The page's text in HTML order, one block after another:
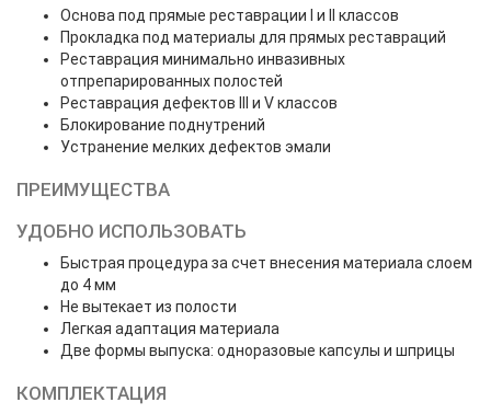
Основа под прямые реставрации I и II классов
Прокладка под материалы для прямых реставраций
Реставрация минимально инвазивных
отпрепарированных полостей
Реставрация дефектов III и V классов
Блокирование поднутрений
Устранение мелких дефектов эмали
ПРЕИМУЩЕСТВА
УДОБНО ИСПОЛЬЗОВАТЬ
Быстрая процедура за счет внесения материала слоем
до 4 мм
Не вытекает из полости
Легкая адаптация материала
Две формы выпуска: одноразовые капсулы и шприцы
КОМПЛЕКТАЦИЯ